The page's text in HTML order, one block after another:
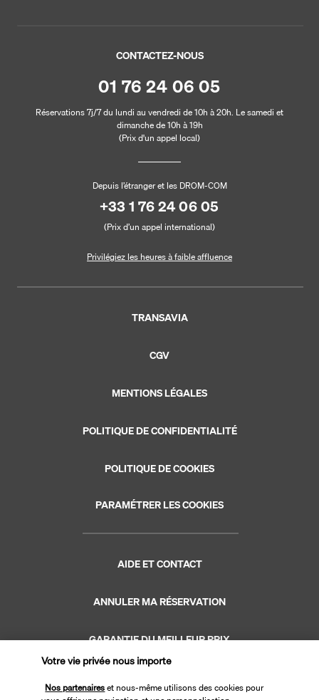
CONTACTEZ-NOUS
01 76 24 06 05
Réservations 7j/7 du lundi au vendredi de 10h à 20h. Le samedi et
dimanche de 10h à 19h
(Prix d'un appel local)
Depuis l’étranger et les DROM-COM
+33 1 76 24 06 05
(Prix d’un appel international)
Privilégiez les heures à faible affluence
TRANSAVIA
CGV
MENTIONS LÉGALES
POLITIQUE DE CONFIDENTIALITÉ
POLITIQUE DE COOKIES
PARAMÉTRER LES COOKIES
AIDE ET CONTACT
ANNULER MA RÉSERVATION
GARANTIE DU MEILLEUR PRIX
Votre vie privée nous importe
Nos partenaireset nous-même utilisons des cookies pour